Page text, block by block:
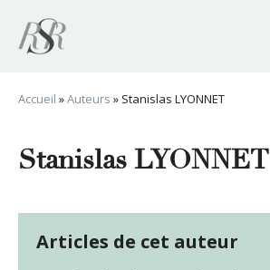
contenu
Accueil »Auteurs » Stanislas LYONNET
Stanislas LYONNET
Articles de cet auteur